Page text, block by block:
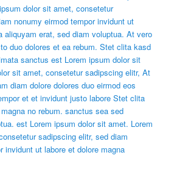
dolor sit amet, consetetur
nonumy eirmod tempor invidunt ut
aliquyam erat, sed diam voluptua. At vero
duo dolores et ea rebum. Stet clita kasd
sanctus est Lorem ipsum dolor sit
sit amet, consetetur sadipscing elitr, At
diam dolore dolores duo eirmod eos
et et invidunt justo labore Stet clita
no rebum. sanctus sea sed
est Lorem ipsum dolor sit amet. Lorem
sadipscing elitr, sed diam
invidunt ut labore et dolore magna